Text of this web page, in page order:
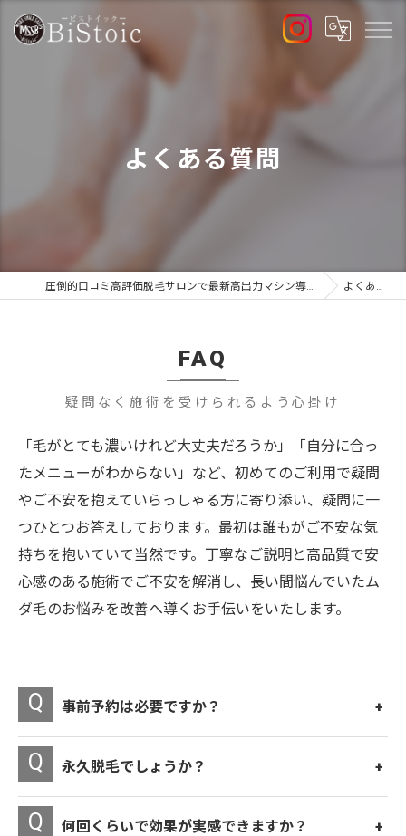
よくある質問
圧倒的口コミ高評価脱毛サロンで最新高出力マシン導入店のBiStoic-ビストイック- よくある質問
疑問なく施術を受けられるよう心掛け
FAQ
「毛がとても濃いけれど大丈夫だろうか」「自分に合っ
たメニューがわからない」など、初めてのご利用で疑問
やご不安を抱えていらっしゃる方に寄り添い、疑問に一
つひとつお答えしております。最初は誰もがご不安な気
持ちを抱いていて当然です。丁寧なご説明と高品質で安
心感のある施術でご不安を解消し、長い間悩んでいたム
ダ毛のお悩みを改善へ導くお手伝いをいたします。
事前予約は必要ですか？
永久脱毛でしょうか？
何回くらいで効果が実感できますか？